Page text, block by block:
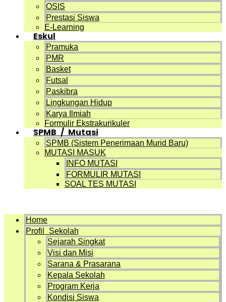
OSIS
Prestasi Siswa
E-Learning
Eskul
Pramuka
PMR
Basket
Futsal
Paskibra
Lingkungan Hidup
Karya Ilmiah
Formulir Ekstrakurikuler
SPMB / Mutasi
SPMB (Sistem Penerimaan Murid Baru)
MUTASI MASUK
INFO MUTASI
FORMULIR MUTASI
SOAL TES MUTASI
Home
Profil Sekolah
Sejarah Singkat
Visi dan Misi
Sarana & Prasarana
Kepala Sekolah
Program Kerja
Kondisi Siswa